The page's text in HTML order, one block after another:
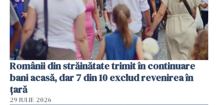
Românii din străinătate trimit în continuare
bani acasă, dar 7 din 10 exclud revenirea în
țară
29 IULIE 2026